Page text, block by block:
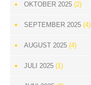
OKTOBER 2025 (2)
SEPTEMBER 2025 (4)
AUGUST 2025 (4)
JULI 2025 (1)